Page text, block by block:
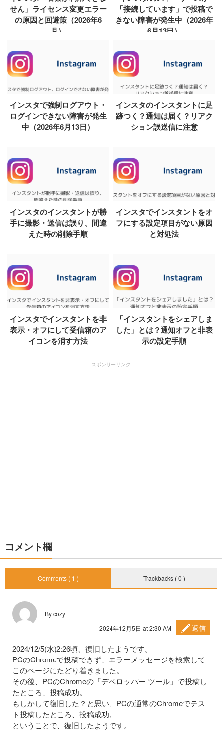
せん」ライセンス変更エラー
の原因と回避策（2026年6
月）
「接続しています」で投稿で
きない障害が発生中（2026年
6月13日）
インスタで強制ログアウト・
ログインできない障害が発生
中（2026年6月13日）
インスタのインスタントに足
跡つく？通知は届く？リアク
ション誤送信に注意
インスタのインスタントが勝
手に撮影・送信は誤り、間違
えた時の削除手順
インスタでインスタントをオ
フにする設定項目がない原因
と対処法
インスタでインスタントを非
表示・オフにして受信箱のア
イコンを消す方法
「インスタントをシェアしま
した」とは？通知オフと非表
示の設定手順
スポンサーリンク
コメント欄
Comments ( 1 ) Trackbacks ( 0 )
By cozy
2024年12月5日 at 2:30 AM
返信
2024/12/5(水)2:26頃、復旧したようです。
PCのChromeで投稿できず、エラーメッセージを検索して
このページにたどり着きました。
その後、PCのChromeの「デベロッパー ツール」で投稿し
たところ、投稿成功。
もしかして復旧した？と思い、PCの通常のChromeでテス
ト投稿したところ、投稿成功。
ということで、復旧したようです。